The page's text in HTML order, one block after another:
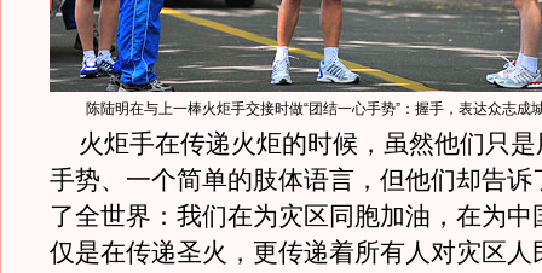
陈陆明在与上一棒火炬手交接时做“团结一心手势”：握手，表达众志成
火炬手在传递火炬的时候，虽然他们只是
手势、一个简单的肢体语言，但他们却告诉
了全世界：我们在为灾区同胞加油，在为中
仅是在传递圣火，更传递着所有人对灾区人